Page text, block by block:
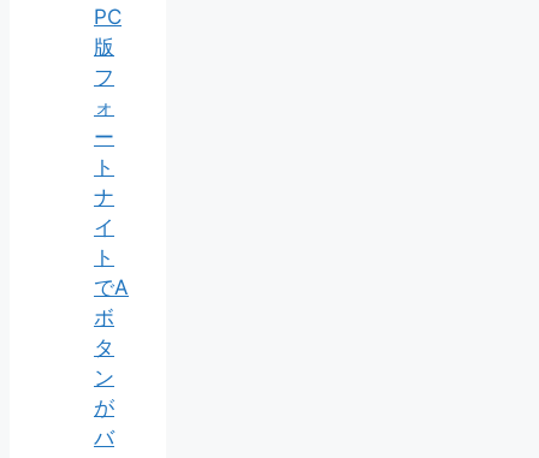
PC
版
フ
ォ
ー
ト
ナ
イ
ト
でA
ボ
タ
ン
が
バ